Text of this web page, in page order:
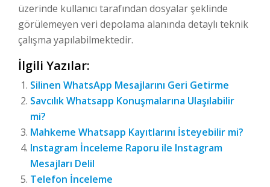
üzerinde kullanıcı tarafından dosyalar şeklinde
görülemeyen veri depolama alanında detaylı teknik
çalışma yapılabilmektedir.
İlgili Yazılar:
Silinen WhatsApp Mesajlarını Geri Getirme
Savcılık Whatsapp Konuşmalarına Ulaşılabilir
mi?
Mahkeme Whatsapp Kayıtlarını İsteyebilir mi?
Instagram İnceleme Raporu ile Instagram
Mesajları Delil
Telefon İnceleme